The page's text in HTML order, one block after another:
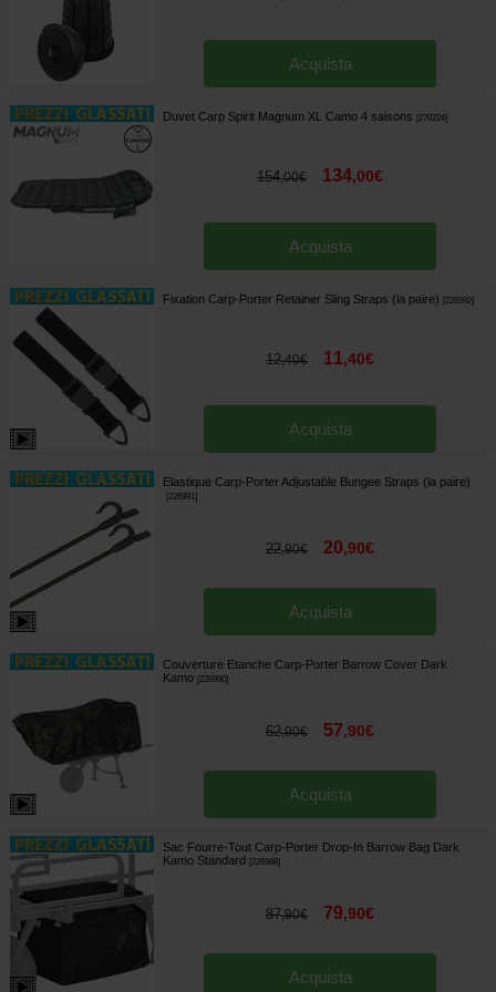
Acquista
Duvet Carp Spirit Magnum XL Camo 4 saisons 270224]
154,00€ 134,00€
Acquista
Fixation Carp-Porter Retainer Sling Straps (la paire) 226992]
12,40€ 11,40€
Acquista
Elastique Carp-Porter Adjustable Bungee Straps (la paire)
226991]
22,90€ 20,90€
Acquista
Couverture Etanche Carp-Porter Barrow Cover Dark
Kamo
226990]
62,90€ 57,90€
Acquista
Sac Fourre-Tout Carp-Porter Drop-In Barrow Bag Dark
Kamo Standard
226988]
87,90€ 79,90€
Acquista